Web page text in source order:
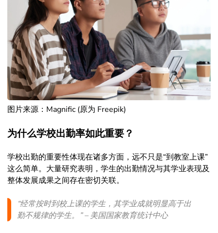
图片来源：Magnific (原为 Freepik)
为什么学校出勤率如此重要？
学校出勤的重要性体现在诸多方面，远不只是“到教室上课”
这么简单。大量研究表明，学生的出勤情况与其学业表现及
整体发展成果之间存在密切关联。
“经常按时到校上课的学生，其学业成就明显高于出
勤不规律的学生。” – 美国国家教育统计中心